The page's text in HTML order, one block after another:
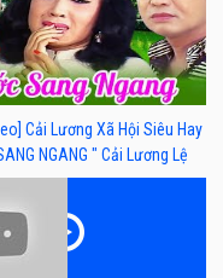
Cải Lương Xã Hội Siêu Hay
NGANG " Cải Lương Lệ
Tuấn, Hồng Nga